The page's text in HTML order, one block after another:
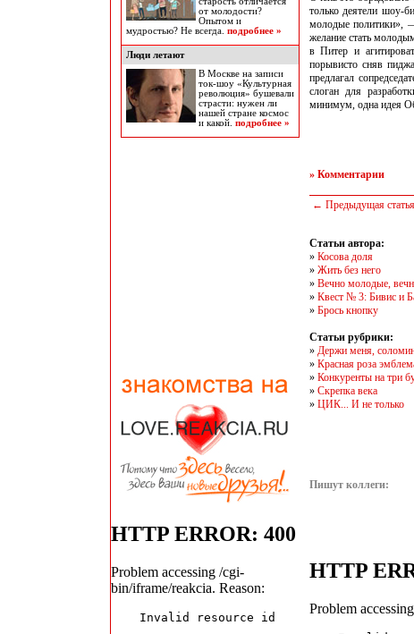
от молодости?
Опытом и
мудростью? Не всегда. подробнее »
Люди летают
В Москве на записи
ток-шоу «Культурная
революция» бушевали
страсти: нужен ли
нашей стране космос
и какой. подробнее »
только деятели шоу-
молодые политики»,
желание стать
в Питер и
порывисто сняв
предлагал
слоган для
минимум, одна идея
» Комментарии
← Предыдущая статья
Статьи автора:
» Косова доля
» Жить без него
» Вечно молодые,
» Квест № 3: Бивис и
» Брось кнопку
Статьи рубрики:
» Держи меня,
» Красная роза
» Конкуренты на три
» Скрепка века
» ЦИК... И не только
Пишут коллеги: